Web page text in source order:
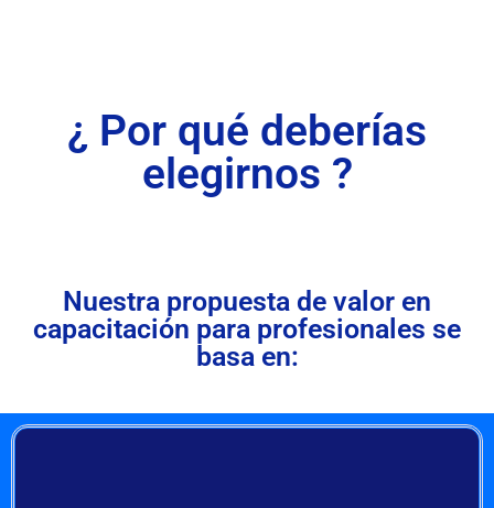
¿ Por qué deberías
elegirnos ?
Nuestra propuesta de valor en
capacitación para profesionales se
basa en: